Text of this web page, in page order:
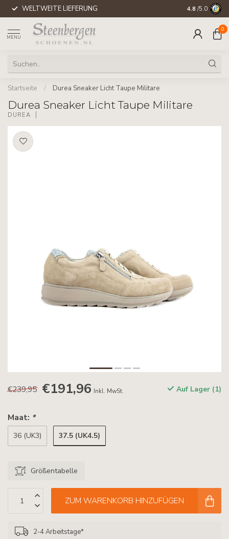
WELTWEITE LIEFERUNG 4.8 /5.0
MENU
0
Startseite / Durea Sneaker Licht Taupe Militare
Durea Sneaker Licht Taupe Militare
DUREA
€239,95 €191,96 Inkl. MwSt. Auf Lager (1)
Maat: *
36 (UK3) 37.5 (UK4.5)
Größentabelle
ZUM WARENKORB HINZUFÜGEN
2-4 Arbeitstage*